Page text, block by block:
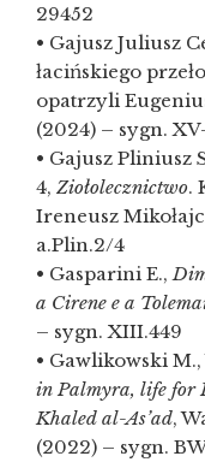
29452
• Gajusz Juliusz
łacińskiego
opatrzyli
(2024) – sygn.
• Gajusz Pliniusz
4, Ziołolecznictwo.
Ireneusz
a.Plin.2/4
• Gasparini E.,
a Cirene e a
– sygn. XIII.449
• Gawlikowski
in Palmyra, life for
Khaled al-As’ad,
(2022) – sygn.